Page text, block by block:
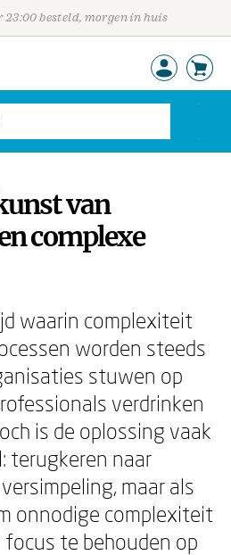
23:00 besteld, morgen in huis
van
complexe
waarin complexiteit
worden steeds
stuwen op
verdrinken
is de oplossing vaak
terugkeren naar
maar als
onnodige complexiteit
te behouden op